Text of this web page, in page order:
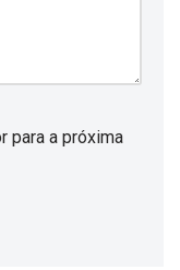
para a próxima